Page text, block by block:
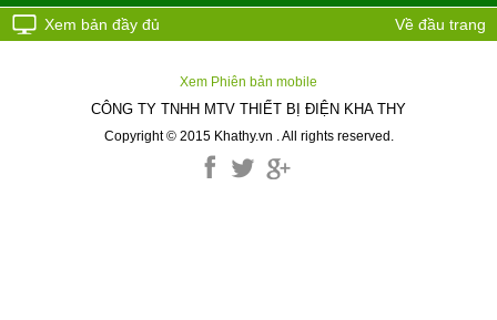
Xem bản đầy đủ
Về đầu trang
Xem Phiên bản mobile
CÔNG TY TNHH MTV THIẾT BỊ ĐIỆN KHA THY
Copyright © 2015 Khathy.vn . All rights reserved.